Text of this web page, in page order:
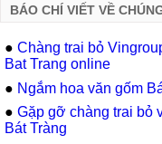
BÁO CHÍ VIẾT VỀ
● Chàng trai bỏ
Bat Trang online
● Ngắm hoa văn gốm
● Gặp gỡ chàng trai bỏ
Bát Tràng